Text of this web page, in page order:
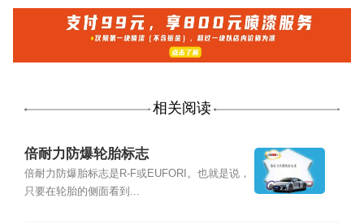
相关阅读
倍耐力防爆轮胎标志
倍耐力防爆胎标志是R-F或EUFORI。也就是说，
只要在轮胎的侧面看到...